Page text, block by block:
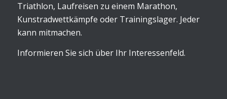
Triathlon, Laufreisen zu einem Marathon,
Kunstradwettkämpfe oder Trainingslager. Jeder
kann mitmachen.
Informieren Sie sich über Ihr Interessenfeld.